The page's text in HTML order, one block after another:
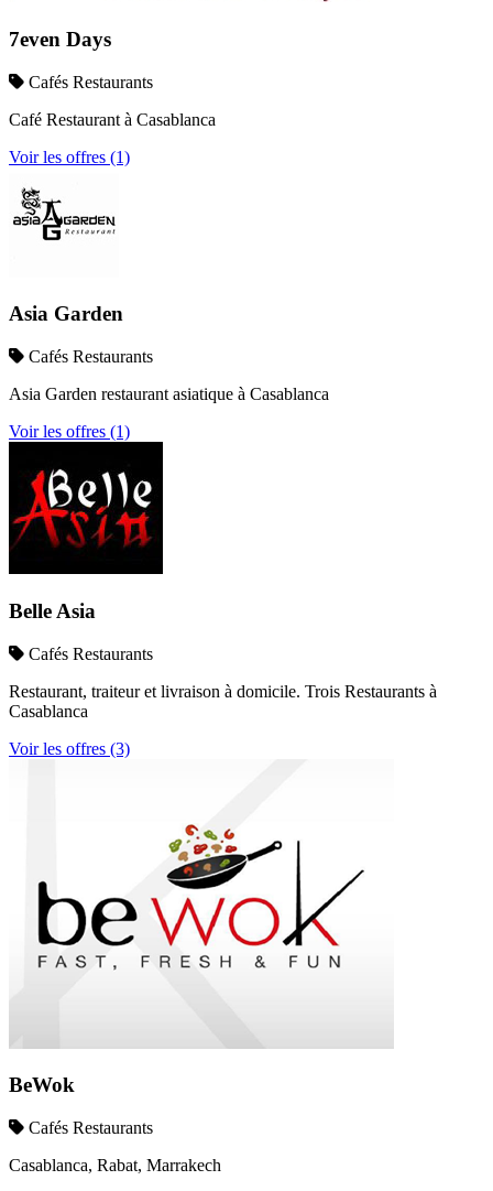
7even Days
Cafés Restaurants
Café Restaurant à Casablanca
Voir les offres (1)
Asia Garden
Cafés Restaurants
Asia Garden restaurant asiatique à Casablanca
Voir les offres (1)
Belle Asia
Cafés Restaurants
Restaurant, traiteur et livraison à domicile. Trois Restaurants à
Casablanca
Voir les offres (3)
BeWok
Cafés Restaurants
Casablanca, Rabat, Marrakech